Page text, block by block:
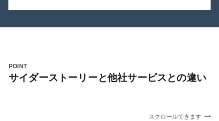
POINT
サイダーストーリーと他社サービスとの違い
スクロールできます